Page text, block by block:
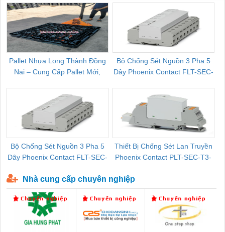
Pallet Nhựa Long Thành Đồng
Nai – Cung Cấp Pallet Mới,
Bộ Chống Sét Nguồn 3 Pha 5
Dây Phoenix Contact FLT-SEC-
Bộ Chống Sét Nguồn 3 Pha 5
Dây Phoenix Contact FLT-SEC-
Thiết Bị Chống Sét Lan Truyền
Phoenix Contact PLT-SEC-T3-
Nhà cung cấp chuyên nghiệp